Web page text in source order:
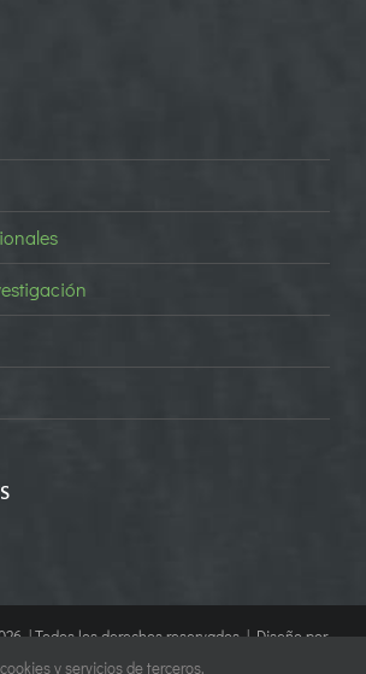
| Todos los derechos reservados | Diseño por
Empower Marketing
y servicios de terceros.